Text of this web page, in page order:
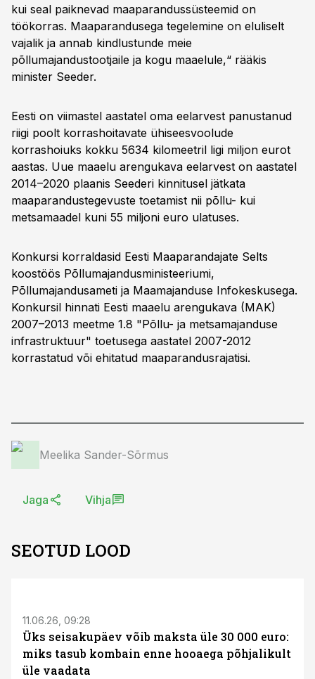
kui seal paiknevad maaparandussüsteemid on
töökorras. Maaparandusega tegelemine on eluliselt
vajalik ja annab kindlustunde meie
põllumajandustootjaile ja kogu maaelule,“ rääkis
minister Seeder.
Eesti on viimastel aastatel oma eelarvest panustanud
riigi poolt korrashoitavate ühiseesvoolude
korrashoiuks kokku 5634 kilomeetril ligi miljon eurot
aastas. Uue maaelu arengukava eelarvest on aastatel
2014–2020 plaanis Seederi kinnitusel jätkata
maaparandustegevuste toetamist nii põllu- kui
metsamaadel kuni 55 miljoni euro ulatuses.
Konkursi korraldasid Eesti Maaparandajate Selts
koostöös Põllumajandusministeeriumi,
Põllumajandusameti ja Maamajanduse Infokeskusega.
Konkursil hinnati Eesti maaelu arengukava (MAK)
2007–2013 meetme 1.8 "Põllu- ja metsamajanduse
infrastruktuur" toetusega aastatel 2007-2012
korrastatud või ehitatud maaparandusrajatisi.
Meelika Sander-Sõrmus
Jaga Vihja
SEOTUD LOOD
11.06.26, 09:28
Üks seisakupäev võib maksta üle 30 000 euro:
miks tasub kombain enne hooaega põhjalikult
üle vaadata